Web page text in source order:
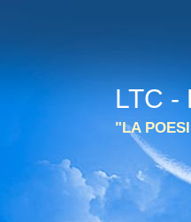
LTC -
"LA